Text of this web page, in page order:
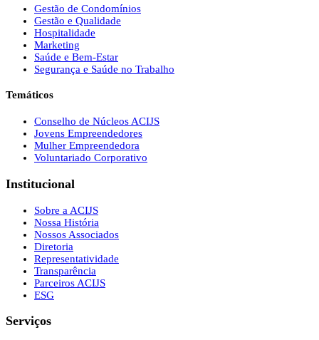
Gestão de Condomínios
Gestão e Qualidade
Hospitalidade
Marketing
Saúde e Bem-Estar
Segurança e Saúde no Trabalho
Temáticos
Conselho de Núcleos ACIJS
Jovens Empreendedores
Mulher Empreendedora
Voluntariado Corporativo
Institucional
Sobre a ACIJS
Nossa História
Nossos Associados
Diretoria
Representatividade
Transparência
Parceiros ACIJS
ESG
Serviços